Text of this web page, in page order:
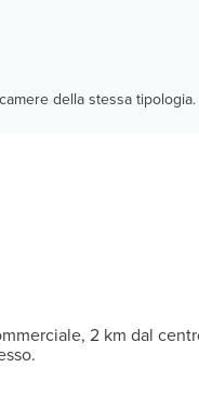
della stessa tipologia.
2 km dal
soffitto, divano letto,
fi gratuita e